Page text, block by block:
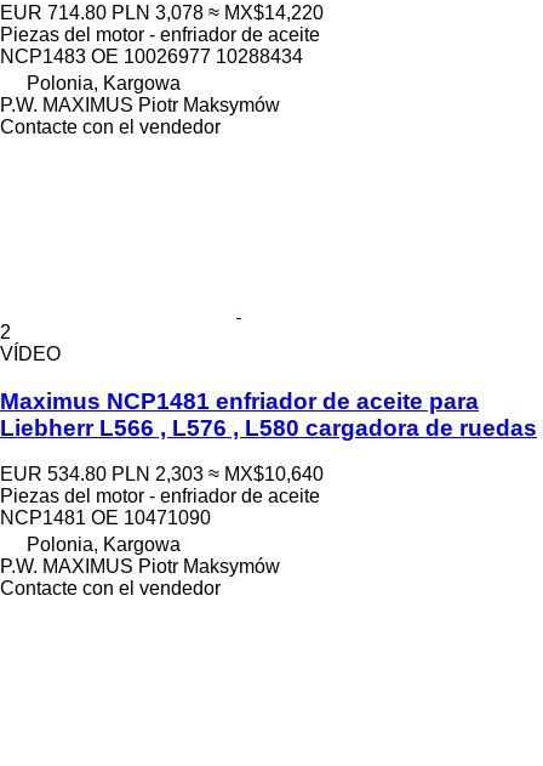
EUR 714.80 PLN 3,078 ≈ MX$14,220
Piezas del motor - enfriador de aceite
NCP1483 OE 10026977 10288434
Polonia, Kargowa
P.W. MAXIMUS Piotr Maksymów
Contacte con el vendedor
2
VÍDEO
Maximus NCP1481 enfriador de aceite para
Liebherr L566 , L576 , L580 cargadora de ruedas
EUR 534.80 PLN 2,303 ≈ MX$10,640
Piezas del motor - enfriador de aceite
NCP1481 OE 10471090
Polonia, Kargowa
P.W. MAXIMUS Piotr Maksymów
Contacte con el vendedor